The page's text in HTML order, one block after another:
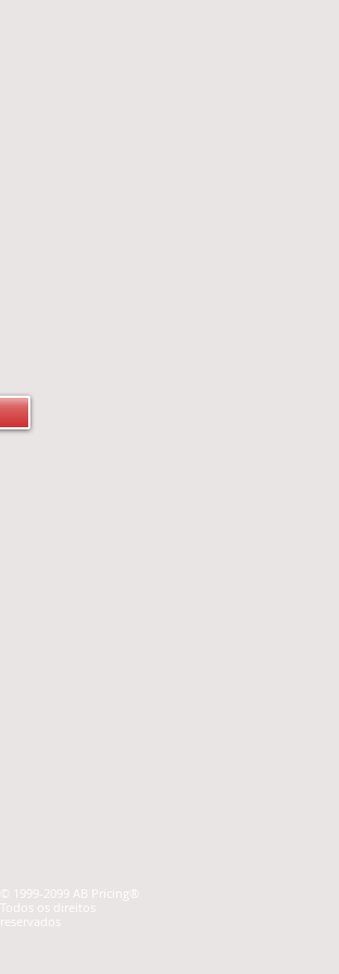
© 1999-2099 AB Pricing®
Todos os direitos
reservados